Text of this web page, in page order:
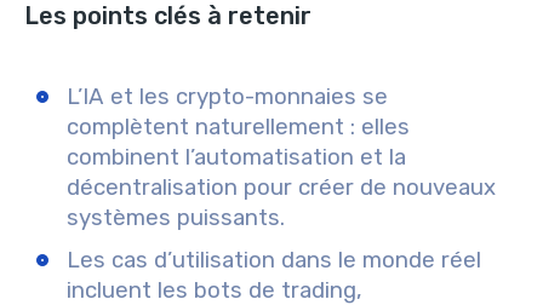
Les points clés à retenir
L’IA et les crypto-monnaies se
complètent naturellement : elles
combinent l’automatisation et la
décentralisation pour créer de nouveaux
systèmes puissants.
Les cas d’utilisation dans le monde réel
incluent les bots de trading,